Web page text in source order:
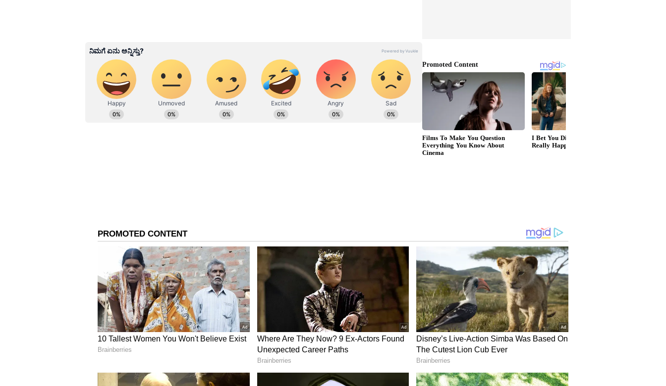
Image Credit : Asianet News
ಕನ್ಯಾ ರಾಶಿ
ಜ್ಯೋತಿಷಿಗಳ ಪ್ರಕಾರ, ಈ ಸಮಯದಲ್ಲಿ ಕನ್ಯಾ ರಾಶಿಯವರು ಸಂಪತ್ತನ್ನು ಗಳಿಸಲು ಸಾಮಾನ್ಯಕ್ಕಿಂತ ಹೆಚ್ಚು
ಶ್ರಮಿಸಬೇಕಾಗಬಹುದು. ಕೇತುವಿನ ಪ್ರಭಾವದಿಂದಾಗಿ, ಅವರು ಕೆಲವು ಹಠಾತ್ ಬದಲಾವಣೆಗಳನ್ನು
ಎದುರಿಸಬಹುದು, ಇದು ಅನಾನುಕೂಲ ಪರಿಸ್ಥಿತಿಯನ್ನು ಸೃಷ್ಟಿಸುತ್ತದೆ. ಹೊಸ ಜನರಿಂದ ಕೆಲಸವನ್ನು
ನಿರೀಕ್ಷಿಸುವುದನ್ನು ತಪ್ಪಿಸಿ, ಏಕೆಂದರೆ ಇದು ಸಮಸ್ಯೆಗಳಿಗೆ ಕಾರಣವಾಗಬಹುದು. ನಿಮ್ಮ ಕೆಲಸದ ಸ್ಥಳ ಮತ್ತು
ವ್ಯವಹಾರದಲ್ಲಿ ಒತ್ತಡ ಹೆಚ್ಚಾಗಬಹುದು. ಕಲೆ ಮತ್ತು ಮಾಧ್ಯಮದಲ್ಲಿ ತೊಡಗಿರುವವರು ಹೊಸ ಸವಾಲುಗಳನ್ನು